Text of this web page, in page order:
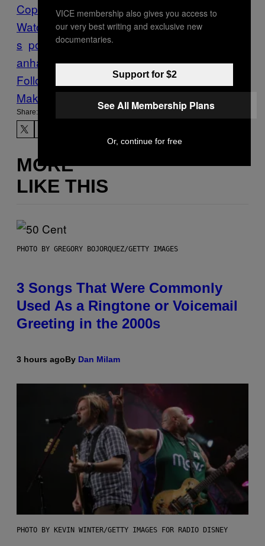
Cop
Watch
Copwatching Fahrrad ford licht
s polizei sachsen-
anhalt
Schadensersatz trauma
Follow Us On Discover
Make Us Preferred In Top Stories
Share:
MORE
LIKE THIS
PHOTO BY GREGORY BOJORQUEZ/GETTY IMAGES
3 Songs That Were Commonly
Used As a Ringtone or Voicemail
Greeting in the 2000s
3 hours agoBy Dan Milam
PHOTO BY KEVIN WINTER/GETTY IMAGES FOR RADIO DISNEY
VICE membership also gives you access to
our very best writing and exclusive new
documentaries.
Support for $2
See All Membership Plans
Or, continue for free